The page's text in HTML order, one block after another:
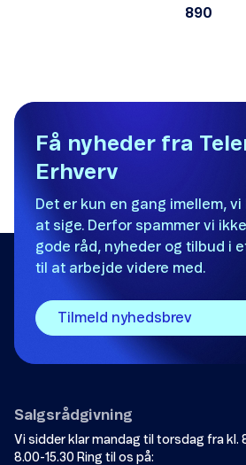
890
Få nyheder fra
Erhverv
Det er kun en gang imellem,
at sige. Derfor spammer vi
gode råd, nyheder og tilbud i
til at arbejde videre med.
Tilmeld nyhedsbrev
Salgsrådgivning
Vi sidder klar mandag til torsdag fra kl.
8.00-15.30 Ring til os på: